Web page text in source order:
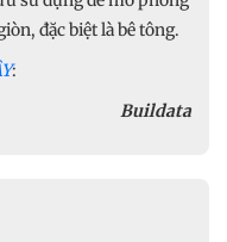
đặc biệt là bê tông.
:
Buildata